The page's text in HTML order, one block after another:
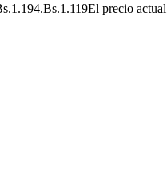
Bs.1.119El precio actual